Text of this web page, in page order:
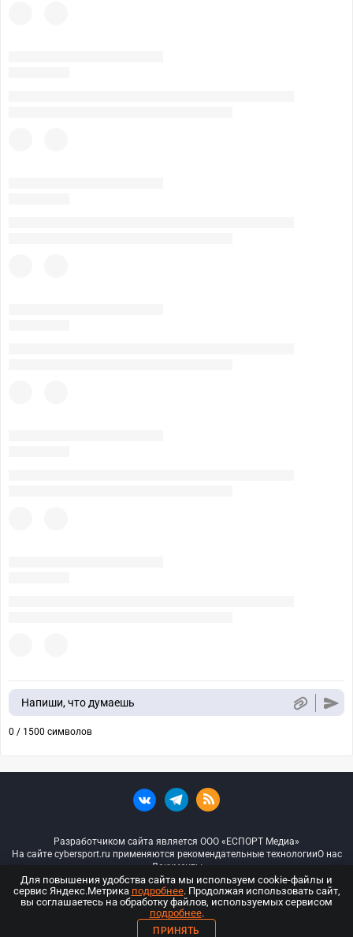
Напиши, что думаешь
0 / 1500 символов
Разработчиком сайта является ООО «ЕСПОРТ Медиа»
На сайте cybersport.ru применяются рекомендательные технологииО нас
Документы
© ООО «Киберспорт.ру» — Все права защищены
18+
Для повышения удобства сайта мы используем cookie-файлы и
сервис Яндекс.Метрика подробнее. Продолжая использовать сайт,
вы соглашаетесь на обработку файлов, используемых сервисом
подробнее.
ПРИНЯТЬ